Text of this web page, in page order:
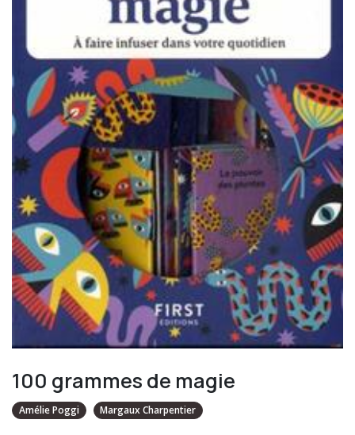
100 grammes de magie
Amélie Poggi Margaux Charpentier